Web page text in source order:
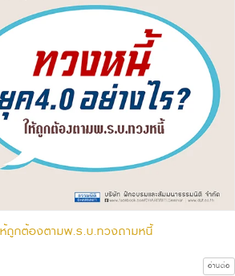
ถูกต้องตามพ.ร.บ.ทวงถามหนี้
อ่านต่อ